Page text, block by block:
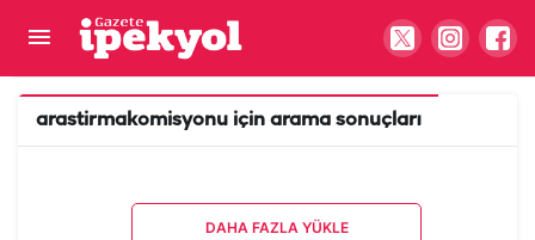
arastirmakomisyonu için arama sonuçları
DAHA FAZLA YÜKLE